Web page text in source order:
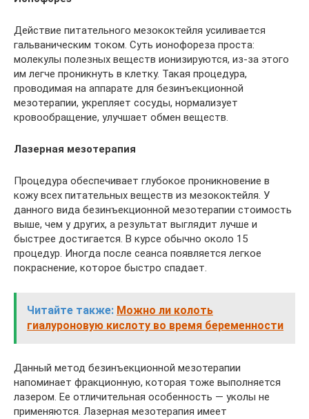
Действие питательного мезококтейля усиливается
гальваническим током. Суть ионофореза проста:
молекулы полезных веществ ионизируются, из-за этого
им легче проникнуть в клетку. Такая процедура,
проводимая на аппарате для безинъекционной
мезотерапии, укрепляет сосуды, нормализует
кровообращение, улучшает обмен веществ.
Лазерная мезотерапия
Процедура обеспечивает глубокое проникновение в
кожу всех питательных веществ из мезококтейля. У
данного вида безинъекционной мезотерапии стоимость
выше, чем у других, а результат выглядит лучше и
быстрее достигается. В курсе обычно около 15
процедур. Иногда после сеанса появляется легкое
покраснение, которое быстро спадает.
Читайте также: Можно ли колоть
гиалуроновую кислоту во время беременности
Данный метод безинъекционной мезотерапии
напоминает фракционную, которая тоже выполняется
лазером. Ее отличительная особенность — уколы не
применяются. Лазерная мезотерапия имеет